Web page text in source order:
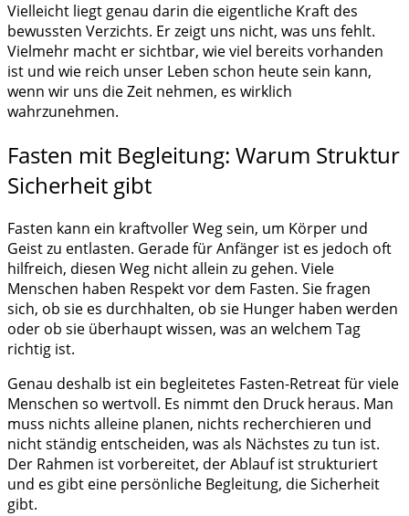
Vielleicht liegt genau darin die eigentliche Kraft des
bewussten Verzichts. Er zeigt uns nicht, was uns fehlt.
Vielmehr macht er sichtbar, wie viel bereits vorhanden
ist und wie reich unser Leben schon heute sein kann,
wenn wir uns die Zeit nehmen, es wirklich
wahrzunehmen.
Fasten mit Begleitung: Warum Struktur
Sicherheit gibt
Fasten kann ein kraftvoller Weg sein, um Körper und
Geist zu entlasten. Gerade für Anfänger ist es jedoch oft
hilfreich, diesen Weg nicht allein zu gehen. Viele
Menschen haben Respekt vor dem Fasten. Sie fragen
sich, ob sie es durchhalten, ob sie Hunger haben werden
oder ob sie überhaupt wissen, was an welchem Tag
richtig ist.
Genau deshalb ist ein begleitetes Fasten-Retreat für viele
Menschen so wertvoll. Es nimmt den Druck heraus. Man
muss nichts alleine planen, nichts recherchieren und
nicht ständig entscheiden, was als Nächstes zu tun ist.
Der Rahmen ist vorbereitet, der Ablauf ist strukturiert
und es gibt eine persönliche Begleitung, die Sicherheit
gibt.